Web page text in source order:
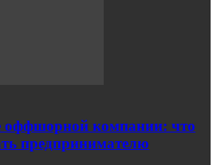
оффшорной компании: что
предпринимателю